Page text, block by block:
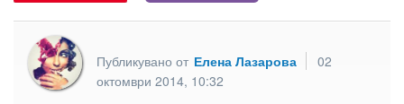
Публикувано от Елена Лазарова
02
октомври 2014, 10:32